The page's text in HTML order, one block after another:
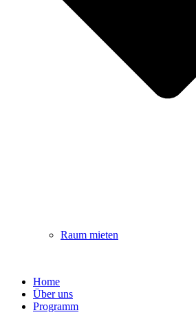
Raum mieten
Home
Über uns
Programm